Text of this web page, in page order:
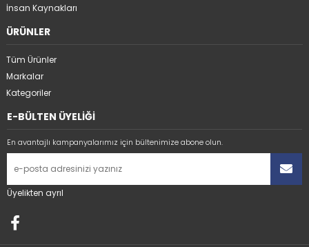
İnsan Kaynakları
ÜRÜNLER
Tüm Ürünler
Markalar
Kategoriler
E-BÜLTEN ÜYELİĞİ
En avantajlı kampanyalarımız için bültenimize abone olun.
Üyelikten ayrıl